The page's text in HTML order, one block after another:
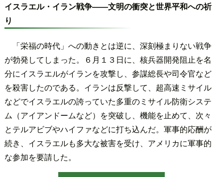
イスラエル・イラン戦争――文明の衝突と世界平和への祈
り
「栄福の時代」への動きとは逆に、深刻極まりない戦争
が勃発してしまった。６月１３日に、核兵器開発阻止を名
分にイスラエルがイランを攻撃し、参謀総長や司令官など
を殺害したのである。イランは反撃して、超高速ミサイル
などでイスラエルの誇っていた多重のミサイル防衛システ
ム（アイアンドームなど）を突破し、機能を止めて、次々
とテルアビブやハイファなどに打ち込んだ。軍事的応酬が
続き、イスラエルも多大な被害を受け、アメリカに軍事的
な参加を要請した。